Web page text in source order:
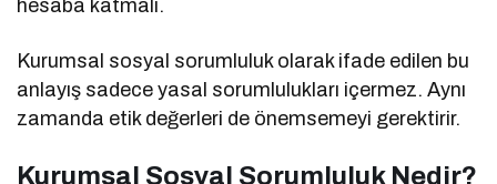
hesaba katmalı.
Kurumsal sosyal sorumluluk olarak ifade edilen bu
anlayış sadece yasal sorumlulukları içermez. Aynı
zamanda etik değerleri de önemsemeyi gerektirir.
Kurumsal Sosyal Sorumluluk Nedir?